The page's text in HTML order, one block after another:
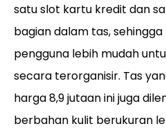
satu slot kartu kredit dan
bagian dalam tas,
pengguna lebih mudah
secara terorganisir. Tas
harga 8,9 jutaan ini juga
berbahan kulit berukuran